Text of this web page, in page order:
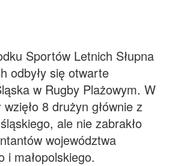
Sportów Letnich Słupna
odbyły się otwarte
w Rugby Plażowym. W
8 drużyn głównie z
ale nie zabrakło
województwa
i małopolskiego.